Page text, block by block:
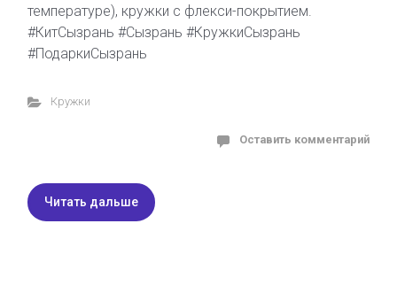
температуре), кружки с флекси-покрытием.
#КитСызрань #Сызрань #КружкиСызрань
#ПодаркиСызрань
Кружки
Оставить комментарий
Читать дальше